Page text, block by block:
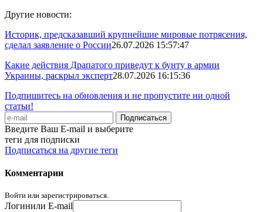
Другие новости:
Историк, предсказавший крупнейшие мировые потрясения,
сделал заявление о России26.07.2026 15:57:47
Какие действия Драпатого приведут к бунту в армии
Украины, раскрыл эксперт28.07.2026 16:15:36
Подпишитесь на обновления и не пропустите ни одной
статьи!
Введите Ваш E-mail и выберите
теги для подписки
Подписаться на другие теги
Комментарии
Войти или зарегистрироваться.
Логинили E-mail